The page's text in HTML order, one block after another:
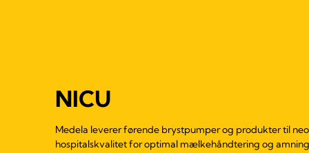
NICU
Medela leverer førende brystpumper og produkter til
hospitalskvalitet for optimal mælkehåndtering og